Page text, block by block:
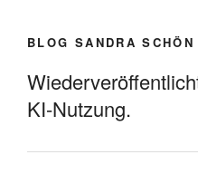
BLOG SANDRA SCHÖN
KI-Nutzung.